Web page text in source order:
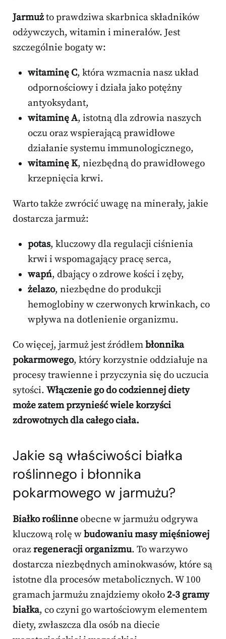
Jarmużto prawdziwa skarbnica składników
odżywczych, witamin i minerałów. Jest
szczególnie bogaty w:
witaminę C, która wzmacnia nasz układ
odpornościowy i działa jako potężny
antyoksydant,
witaminę A, istotną dla zdrowia naszych
oczu oraz wspierającą prawidłowe
działanie systemu immunologicznego,
witaminę K, niezbędną do prawidłowego
krzepnięcia krwi.
Warto także zwrócić uwagę na minerały, jakie
dostarcza jarmuż:
potas, kluczowy dla regulacji ciśnienia
krwi i wspomagający pracę serca,
wapń, dbający o zdrowe kości i zęby,
żelazo, niezbędne do produkcji
hemoglobiny w czerwonych krwinkach, co
wpływa na dotlenienie organizmu.
Co więcej, jarmuż jest źródłembłonnika
pokarmowego, który korzystnie oddziałuje na
procesy trawienne i przyczynia się do uczucia
sytości. Włączenie go do codziennej diety
może zatem przynieść wiele korzyści
zdrowotnych dla całego ciała.
Jakie są właściwości białka
roślinnego i błonnika
pokarmowego w jarmużu?
Białko roślinneobecne w jarmużu odgrywa
kluczową rolę wbudowaniu masy mięśniowej
orazregeneracji organizmu. To warzywo
dostarcza niezbędnych aminokwasów, które są
istotne dla procesów metabolicznych. W 100
gramach jarmużu znajdziemy około 2-3 gramy
białka, co czyni go wartościowym elementem
diety, zwłaszcza dla osób na diecie